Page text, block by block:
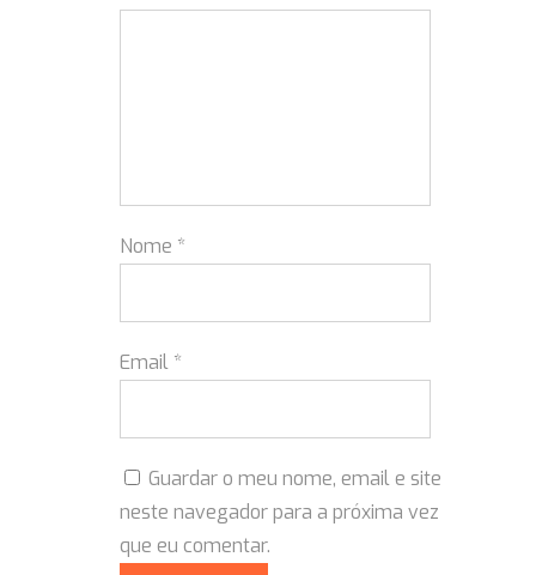
Nome *
Email *
Guardar o meu nome, email e site
neste navegador para a próxima vez
que eu comentar.